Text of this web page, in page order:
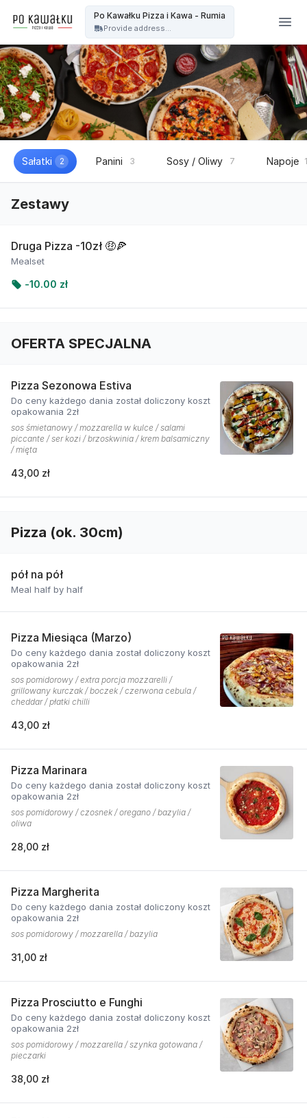
Po Kawałku Pizza i Kawa - Rumia
Provide address...
Sałatki 2 Panini 3 Sosy / Oliwy 7 Napoje
Zestawy
Druga Pizza -10zł 🤑🍕
Mealset
-10.00 zł
OFERTA SPECJALNA
Pizza Sezonowa Estiva
Do ceny każdego dania został doliczony koszt
opakowania 2zł
sos śmietanowy / mozzarella w kulce / salami
piccante / ser kozi / brzoskwinia / krem balsamiczny
/ mięta
43,00 zł
Pizza (ok. 30cm)
pół na pół
Meal half by half
Pizza Miesiąca (Marzo)
Do ceny każdego dania został doliczony koszt
opakowania 2zł
sos pomidorowy / extra porcja mozzarelli /
grillowany kurczak / boczek / czerwona cebula /
cheddar / płatki chilli
43,00 zł
Pizza Marinara
Do ceny każdego dania został doliczony koszt
opakowania 2zł
sos pomidorowy / czosnek / oregano / bazylia /
oliwa
28,00 zł
Pizza Margherita
Do ceny każdego dania został doliczony koszt
opakowania 2zł
sos pomidorowy / mozzarella / bazylia
31,00 zł
Pizza Prosciutto e Funghi
Do ceny każdego dania został doliczony koszt
opakowania 2zł
sos pomidorowy / mozzarella / szynka gotowana /
pieczarki
38,00 zł